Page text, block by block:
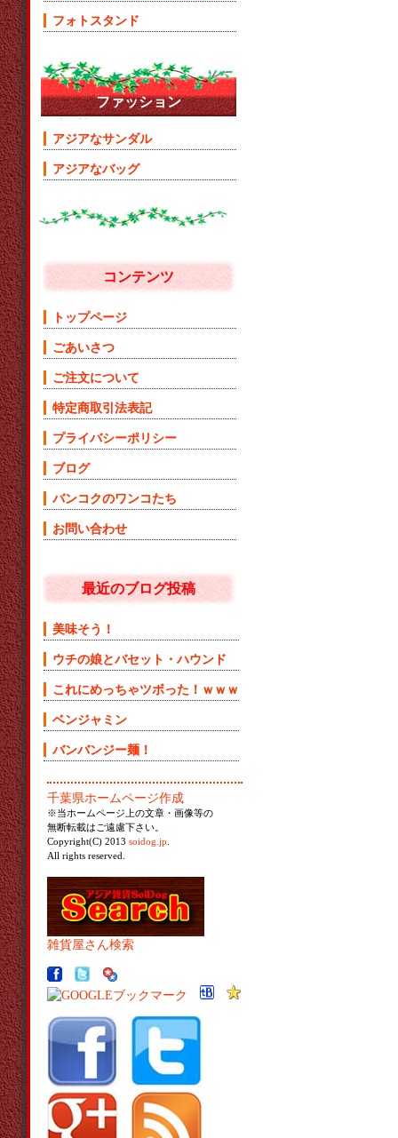
フォトスタンド
ファッション
アジアなサンダル
アジアなバッグ
コンテンツ
トップページ
ごあいさつ
ご注文について
特定商取引法表記
プライバシーポリシー
ブログ
バンコクのワンコたち
お問い合わせ
最近のブログ投稿
美味そう！
ウチの娘とバセット・ハウンド
これにめっちゃツボった！ｗｗｗ
ベンジャミン
バンバンジー麺！
千葉県ホームページ作成
※当ホームページ上の文章・画像等の
無断転載はご遠慮下さい。
Copyright(C) 2013 soidog.jp
All rights reserved.
雑貨屋さん検索